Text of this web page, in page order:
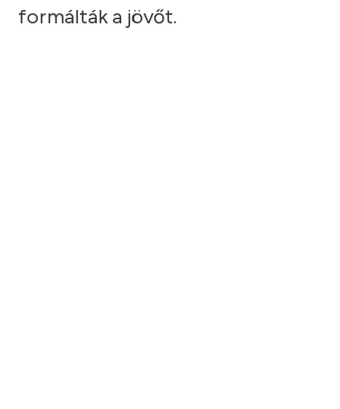
formálták a jövőt.